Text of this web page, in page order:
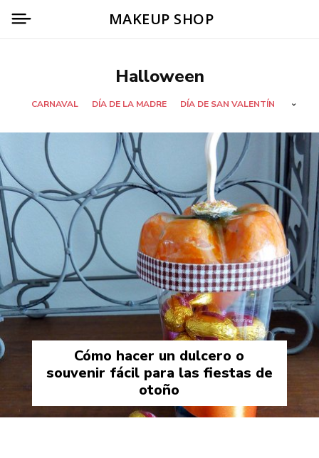
MAKEUP SHOP
Halloween
CARNAVAL DÍA DE LA MADRE DÍA DE SAN VALENTÍN
Cómo hacer un dulcero o
souvenir fácil para las fiestas de
otoño